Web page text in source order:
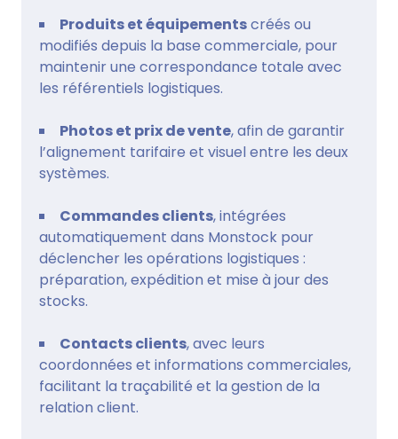
Produits et équipementscréés ou
modifiés depuis la base commerciale, pour
maintenir une correspondance totale avec
les référentiels logistiques.
Photos et prix de vente, afin de garantir
l’alignement tarifaire et visuel entre les deux
systèmes.
Commandes clients, intégrées
automatiquement dans Monstock pour
déclencher les opérations logistiques :
préparation, expédition et mise à jour des
stocks.
Contacts clients, avec leurs
coordonnées et informations commerciales,
facilitant la traçabilité et la gestion de la
relation client.